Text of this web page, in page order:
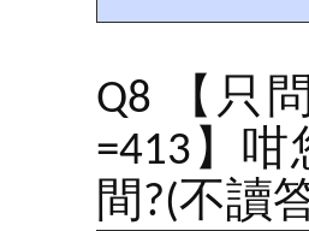
Q8 【只
=413】
間?(不讀